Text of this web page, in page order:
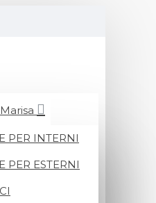
PER INTERNI
PER ESTERNI